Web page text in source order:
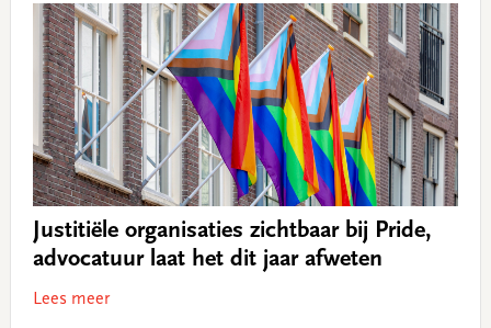
Justitiële organisaties zichtbaar bij Pride,
advocatuur laat het dit jaar afweten
Lees meer